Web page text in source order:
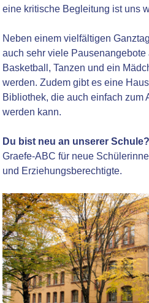
eine kritische Begleitung ist uns
Neben einem vielfältigen
auch sehr viele
Basketball, Tanzen und ein
werden. Zudem gibt es eine
Bibliothek, die auch einfach zum
werden kann.
Du bist neu an unserer Schule?
Graefe-ABC für neue
und Erziehungsberechtigte.